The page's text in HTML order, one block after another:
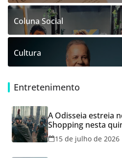
Coluna Social
Cultura
Entretenimento
A Odisseia estreia
Shopping nesta
15 de julho de 2026